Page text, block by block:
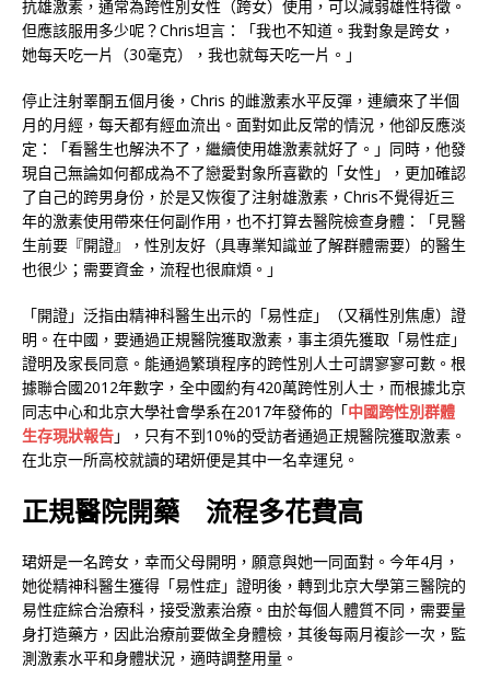
抗雄激素，通常為跨性別女性（跨女）使用，可以減弱雄性特徵。
但應該服用多少呢？Chris坦言：「我也不知道。我對象是跨女，
她每天吃一片（30毫克），我也就每天吃一片。」
停止注射睪酮五個月後，Chris 的雌激素水平反彈，連續來了半個
月的月經，每天都有經血流出。面對如此反常的情況，他卻反應淡
定：「看醫生也解決不了，繼續使用雄激素就好了。」同時，他發
現自己無論如何都成為不了戀愛對象所喜歡的「女性」，更加確認
了自己的跨男身份，於是又恢復了注射雄激素，Chris不覺得近三
年的激素使用帶來任何副作用，也不打算去醫院檢查身體：「見醫
生前要『開證』，性別友好（具專業知識並了解群體需要）的醫生
也很少；需要資金，流程也很麻煩。」
「開證」泛指由精神科醫生出示的「易性症」（又稱性別焦慮）證
明。在中國，要通過正規醫院獲取激素，事主須先獲取「易性症」
證明及家長同意。能通過繁瑣程序的跨性別人士可謂寥寥可數。根
據聯合國2012年數字，全中國約有420萬跨性別人士，而根據北京
同志中心和北京大學社會學系在2017年發佈的「中國跨性別群體
生存現狀報告」，只有不到10%的受訪者通過正規醫院獲取激素。
在北京一所高校就讀的珺妍便是其中一名幸運兒。
正規醫院開藥 流程多花費高
珺妍是一名跨女，幸而父母開明，願意與她一同面對。今年4月，
她從精神科醫生獲得「易性症」證明後，轉到北京大學第三醫院的
易性症綜合治療科，接受激素治療。由於每個人體質不同，需要量
身打造藥方，因此治療前要做全身體檢，其後每兩月複診一次，監
測激素水平和身體狀況，適時調整用量。